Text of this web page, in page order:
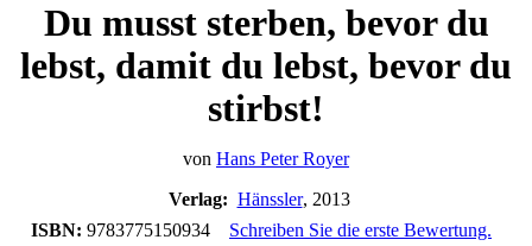
Du musst sterben, bevor du
lebst, damit du lebst, bevor du
stirbst!
von Hans Peter Royer
Verlag: Hänssler, 2013
ISBN: 9783775150934 Schreiben Sie die erste Bewertung.